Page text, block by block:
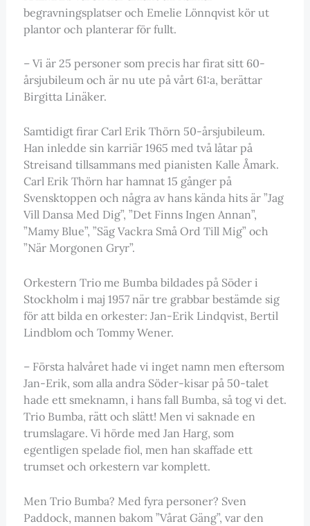
begravningsplatser och Emelie Lönnqvist kör ut
plantor och planterar för fullt.
– Vi är 25 personer som precis har firat sitt 60-
årsjubileum och är nu ute på vårt 61:a, berättar
Birgitta Linäker.
Samtidigt firar Carl Erik Thörn 50-årsjubileum.
Han inledde sin karriär 1965 med två låtar på
Streisand tillsammans med pianisten Kalle Åmark.
Carl Erik Thörn har hamnat 15 gånger på
Svensktoppen och några av hans kända hits är ”Jag
Vill Dansa Med Dig”, ”Det Finns Ingen Annan”,
”Mamy Blue”, ”Säg Vackra Små Ord Till Mig” och
”När Morgonen Gryr”.
Orkestern Trio me Bumba bildades på Söder i
Stockholm i maj 1957 när tre grabbar bestämde sig
för att bilda en orkester: Jan-Erik Lindqvist, Bertil
Lindblom och Tommy Wener.
– Första halvåret hade vi inget namn men eftersom
Jan-Erik, som alla andra Söder-kisar på 50-talet
hade ett smeknamn, i hans fall Bumba, så tog vi det.
Trio Bumba, rätt och slätt! Men vi saknade en
trumslagare. Vi hörde med Jan Harg, som
egentligen spelade fiol, men han skaffade ett
trumset och orkestern var komplett.
Men Trio Bumba? Med fyra personer? Sven
Paddock, mannen bakom ”Vårat Gäng”, var den